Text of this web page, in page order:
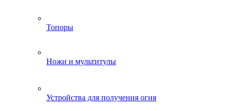
Топоры
Ножи и мультитулы
Устройства для получения огня